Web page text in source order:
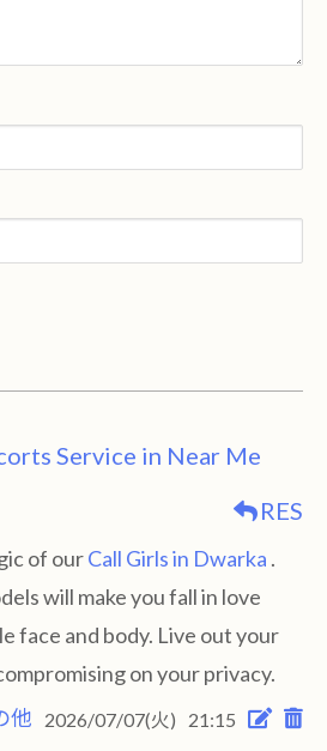
Service in Near Me
RES
of ourCall Girls in Dwarka .
will make you fall in love
face and body. Live out your
on your privacy.
他
2026/07/07(火) 21:15